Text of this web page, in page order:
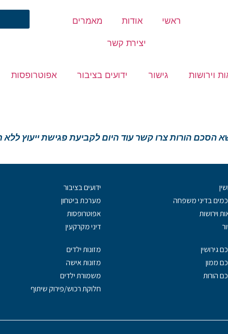
ראשי אודות מאמרים
יצירת קשר
וירושות גישור ידועים בציבור אפוטרופסות
הסכם הורות צרו קשר עוד היום לקביעת פגישת ייעוץ ללא
בדיני משפחה
וירושות
גירושין
ממון
הורות
ידועים בציבור
מערכת ביטחון
אפוטרופסות
דיני מקרקעין
מזונות ילדים
מזונות אישה
משמורת ילדים
חלוקת רכוש/פירוק שיתוף